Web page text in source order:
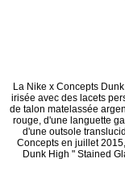
La Nike x Concepts
irisée avec des lacets
de talon matelassée
rouge, d'une languette
d'une outsole
Concepts en juillet
Dunk High " Stained